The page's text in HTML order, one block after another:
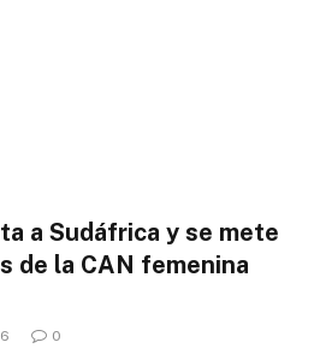
a Sudáfrica y se mete
de la CAN femenina
0